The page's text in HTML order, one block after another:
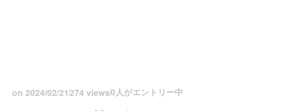
on 2024/02/21 274 views0人がエントリー中